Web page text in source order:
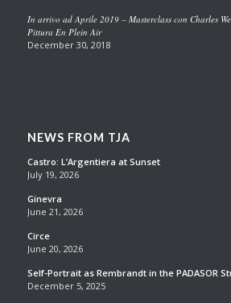
In arrivo ad Aprile 2019 – Masterclass con Charles
Pittura En Plein Air
December 30, 2018
NEWS FROM TJA
Castro: L’Argentiera at Sunset
July 19, 2026
Ginevra
June 21, 2026
Circe
June 20, 2026
Self-Portrait as Rembrandt in the PADASOR
December 5, 2025